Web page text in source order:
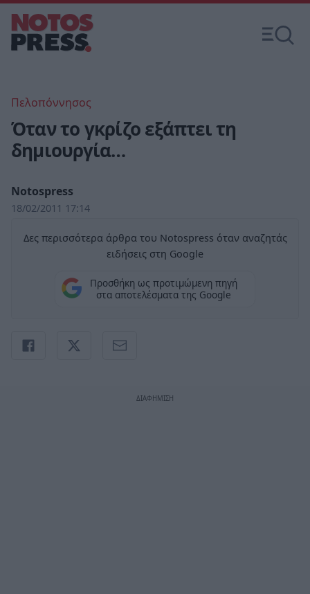
Πελοπόννησος
Όταν το γκρίζο εξάπτει τη
δημιουργία…
Notospress
18/02/2011 17:14
Δες περισσότερα άρθρα του Notospress όταν αναζητάς
ειδήσεις στη Google
Προσθήκη ως προτιμώμενη πηγή
στα αποτελέσματα της Google